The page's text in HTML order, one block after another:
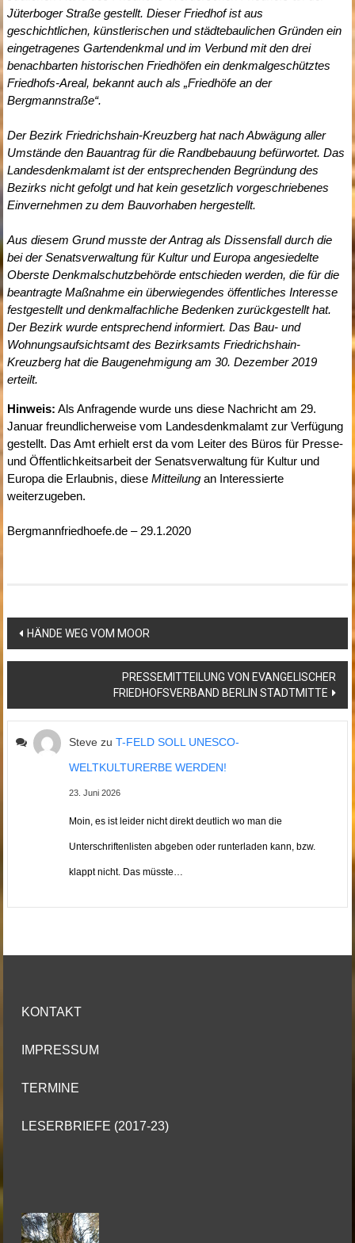
Jüterboger Straße gestellt. Dieser Friedhof ist aus
geschichtlichen, künstlerischen und städtebaulichen Gründen ein
eingetragenes Gartendenkmal und im Verbund mit den drei
benachbarten historischen Friedhöfen ein denkmalgeschütztes
Friedhofs-Areal, bekannt auch als „Friedhöfe an der
Bergmannstraße“.
Der Bezirk Friedrichshain-Kreuzberg hat nach Abwägung aller
Umstände den Bauantrag für die Randbebauung befürwortet. Das
Landesdenkmalamt ist der entsprechenden Begründung des
Bezirks nicht gefolgt und hat kein gesetzlich vorgeschriebenes
Einvernehmen zu dem Bauvorhaben hergestellt.
Aus diesem Grund musste der Antrag als Dissensfall durch die
bei der Senatsverwaltung für Kultur und Europa angesiedelte
Oberste Denkmalschutzbehörde entschieden werden, die für die
beantragte Maßnahme ein überwiegendes öffentliches Interesse
festgestellt und denkmalfachliche Bedenken zurückgestellt hat.
Der Bezirk wurde entsprechend informiert. Das Bau- und
Wohnungsaufsichtsamt des Bezirksamts Friedrichshain-
Kreuzberg hat die Baugenehmigung am 30. Dezember 2019
erteilt.
Hinweis: Als Anfragende wurde uns diese Nachricht am 29.
Januar freundlicherweise vom Landesdenkmalamt zur Verfügung
gestellt. Das Amt erhielt erst da vom Leiter des Büros für Presse-
und Öffentlichkeitsarbeit der Senatsverwaltung für Kultur und
Europa die Erlaubnis, diese Mitteilung an Interessierte
weiterzugeben.
Bergmannfriedhoefe.de – 29.1.2020
Beitragsnavigation
HÄNDE WEG VOM MOOR
PRESSEMITTEILUNG VON EVANGELISCHER
FRIEDHOFSVERBAND BERLIN STADTMITTE
Steve zuT-FELD SOLL UNESCO-
WELTKULTURERBE WERDEN!
23. Juni 2026
Moin, es ist leider nicht direkt deutlich wo man die
Unterschriftenlisten abgeben oder runterladen kann, bzw.
klappt nicht. Das müsste…
KONTAKT
IMPRESSUM
TERMINE
LESERBRIEFE (2017-23)